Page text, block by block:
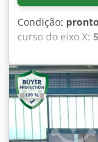
Condição:
curso do eixo X:
número de
fabricada em
B00, um curso
400 mm e um
avanço rápido
20.000 rpm e